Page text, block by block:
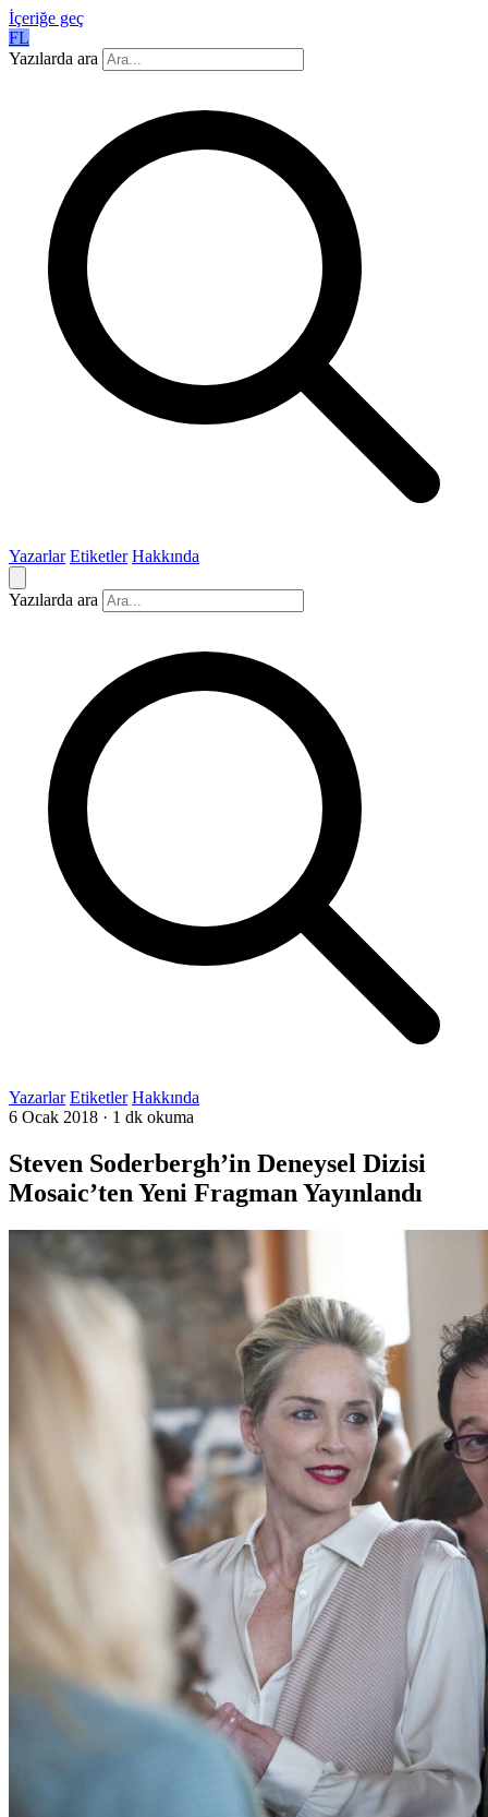
İçeriğe geç
FL
Yazılarda ara
Yazarlar Etiketler Hakkında
Yazılarda ara
Yazarlar Etiketler Hakkında
6 Ocak 2018 · 1 dk okuma
Steven Soderbergh’in Deneysel Dizisi
Mosaic’ten Yeni Fragman Yayınlandı